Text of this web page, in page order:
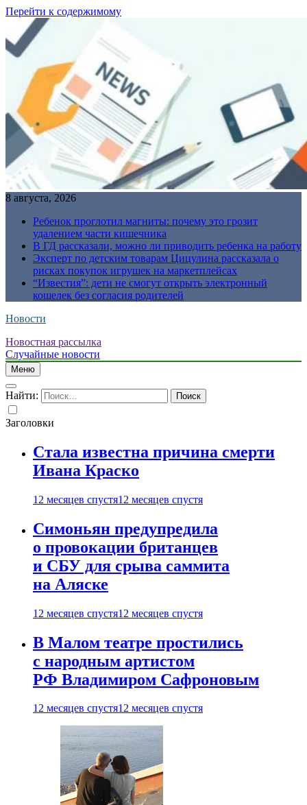
Перейти к содержимому
8 августа, 2026
Ребенок проглотил магниты: почему это грозит
удалением части кишечника
В ГД рассказали, можно ли приводить ребенка на работу
Эксперт по детским товарам Цицулина рассказала о
рисках покупок игрушек на маркетплейсах
“Известия”: дети не смогут открыть электронный
кошелек без согласия родителей
Новости
Новостная рассылка
Случайные новости
Меню
Найти:
Заголовки
Стала известна причина смерти
Ивана Краско
12 месяцев спустя12 месяцев спустя
Симоньян предупредила
о провокации британцев
и СБУ для срыва саммита
на Аляске
12 месяцев спустя12 месяцев спустя
В Малом театре простились
с народным артистом
РФ Владимиром Сафроновым
12 месяцев спустя12 месяцев спустя